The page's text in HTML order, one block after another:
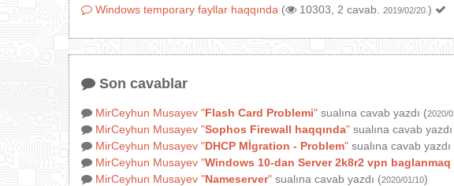
Windows temporary fayllar haqqında ( 10303, 2 cavab. 2019/02/20. )
Son cavablar
MirCeyhun Musayev "Flash Card Problemi" sualına cavab yazdı (2020/
MirCeyhun Musayev "Sophos Firewall haqqında" sualına cavab
MirCeyhun Musayev "DHCP Mİgration - Problem" sualına cavab yazdı
MirCeyhun Musayev "Windows 10-dan Server 2k8r2 vpn baglanmaq
MirCeyhun Musayev "Nameserver" sualına cavab yazdı (2020/01/10)